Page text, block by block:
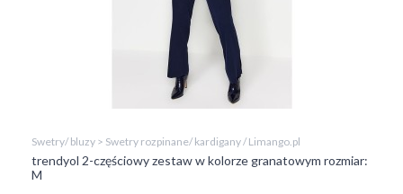
Swetry/ bluzy > Swetry rozpinane/ kardigany / Limango.pl
trendyol 2-częściowy zestaw w kolorze granatowym rozmiar:
M